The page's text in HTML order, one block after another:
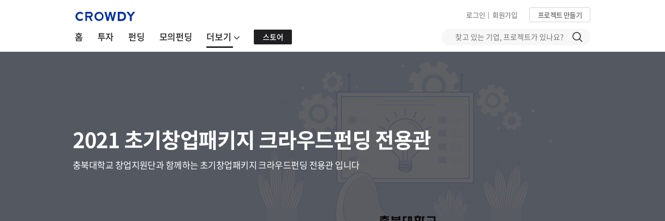
프로젝트 만들기
회원가입
|
로그인
홈 투자 펀딩 모의펀딩 더보기 스토어
2021 초기창업패키지 크라우드펀딩 전용관
충북대학교 창업지원단과 함께하는 초기창업패키지 크라우드펀딩 전용관 입니다